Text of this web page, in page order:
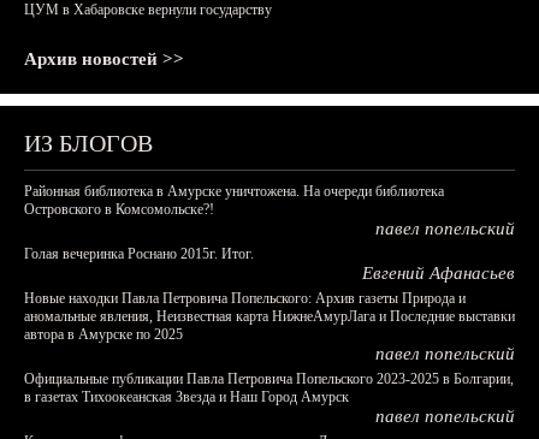
ЦУМ в Хабаровске вернули государству
Архив новостей >>
ИЗ БЛОГОВ
Районная библиотека в Амурске уничтожена. На очереди библиотека
Островского в Комсомольске?!
павел попельский
Голая вечеринка Роснано 2015г. Итог.
Евгений Афанасьев
Новые находки Павла Петровича Попельского: Архив газеты Природа и
аномальные явления, Неизвестная карта НижнеАмурЛага и Последние выставки
автора в Амурске по 2025
павел попельский
Официальные публикации Павла Петровича Попельского 2023-2025 в Болгарии,
в газетах Тихоокеанская Звезда и Наш Город Амурск
павел попельский